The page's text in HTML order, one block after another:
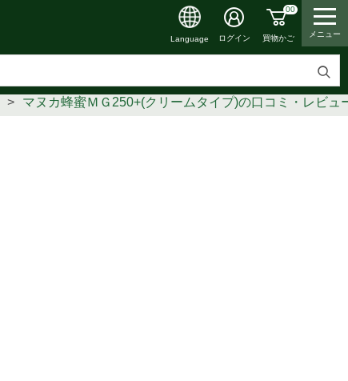
検
索
Language ログイン
00
買物かご メニュー
マヌカ蜂蜜ＭＧ250+(クリームタイプ)の口コミ・レビュ